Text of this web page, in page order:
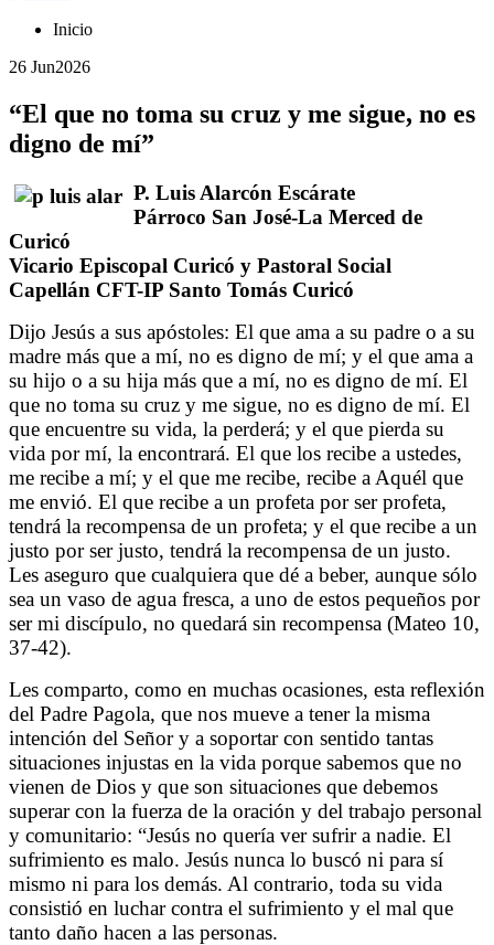
Inicio
26 Jun2026
“El que no toma su cruz y me sigue, no es
digno de mí”
P. Luis Alarcón Escárate
Párroco San José-La Merced de
Curicó
Vicario Episcopal Curicó y Pastoral Social
Capellán CFT-IP Santo Tomás Curicó
Dijo Jesús a sus apóstoles: El que ama a su padre o a su
madre más que a mí, no es digno de mí; y el que ama a
su hijo o a su hija más que a mí, no es digno de mí. El
que no toma su cruz y me sigue, no es digno de mí. El
que encuentre su vida, la perderá; y el que pierda su
vida por mí, la encontrará. El que los recibe a ustedes,
me recibe a mí; y el que me recibe, recibe a Aquél que
me envió. El que recibe a un profeta por ser profeta,
tendrá la recompensa de un profeta; y el que recibe a un
justo por ser justo, tendrá la recompensa de un justo.
Les aseguro que cualquiera que dé a beber, aunque sólo
sea un vaso de agua fresca, a uno de estos pequeños por
ser mi discípulo, no quedará sin recompensa (Mateo 10,
37-42).
Les comparto, como en muchas ocasiones, esta reflexión
del Padre Pagola, que nos mueve a tener la misma
intención del Señor y a soportar con sentido tantas
situaciones injustas en la vida porque sabemos que no
vienen de Dios y que son situaciones que debemos
superar con la fuerza de la oración y del trabajo personal
y comunitario: “Jesús no quería ver sufrir a nadie. El
sufrimiento es malo. Jesús nunca lo buscó ni para sí
mismo ni para los demás. Al contrario, toda su vida
consistió en luchar contra el sufrimiento y el mal que
tanto daño hacen a las personas.